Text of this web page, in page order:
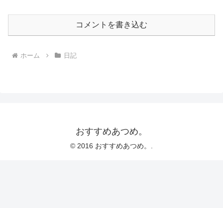
コメントを書き込む
ホーム 日記
おすすめあつめ。
© 2016 おすすめあつめ。.